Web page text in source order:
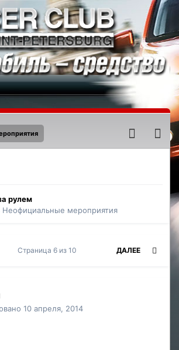
рулем
Неофициальные мероприятия
ДАЛЕЕ
Страница 6 из 10
10 апреля, 2014